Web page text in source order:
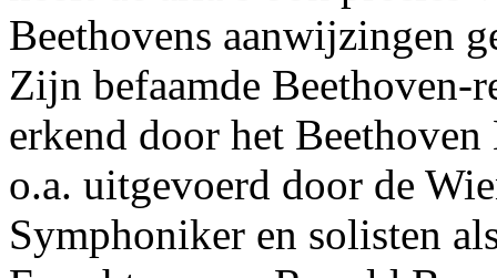
Beethovens aanwijzingen
Zijn befaamde Beethoven-
erkend door het Beethoven
o.a. uitgevoerd door de
Symphoniker en solisten